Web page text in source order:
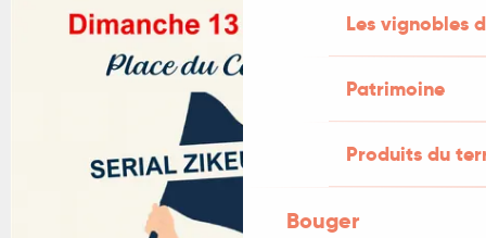
Les vignobles
Patrimoine
Produits du
Bouger